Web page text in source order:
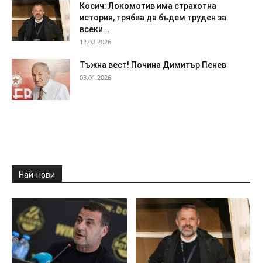
Косич: Локомотив има страхотна
история, трябва да бъдем труден за
всеки...
12.02.2026
Тъжна вест! Почина Димитър Пенев
03.01.2026
Най-нови